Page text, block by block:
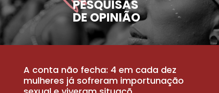
PESQUISAS
DE OPINIÃO
A conta não fecha: 4 em cada dez
mulheres já sofreram importunação